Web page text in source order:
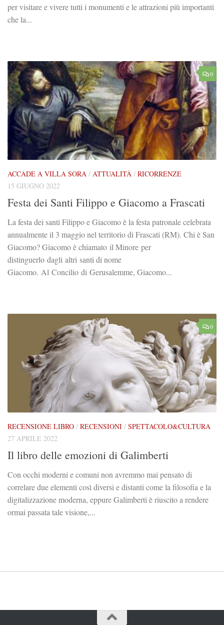
per visitare e vivere tutti i monumenti e le attrazioni più importanti
che la...
0
ACCADE A VILLA SORA / ATTUALITÀ / RICORRENZE
15 GIUGNO 2022
Festa dei Santi Filippo e Giacomo a Frascati
La festa dei santi Filippo e Giacomo è la festa patronale celebrata
annualmente il 3 maggio nel territorio di Frascati (RM). Chi è San
Giacomo? Giacomo è chiamato il Minore per
distinguerlo dagli altri santi di nome
Giacomo. Al Concilio di Gerusalemme, Giacomo...
0
RECENSIONE LIBRO / RECENSIONI / SPETTACOLO&CULTURA
27 APRILE 2022
Il libro delle emozioni di Galimberti
Con occhi moderni e comuni non avremmo mai pensato di
correlare due elementi così diversi e distanti come la filosofia e la
digitalizzazione moderna, eppure Galimberti è riuscito a rendere
ormai passata tale visione,...